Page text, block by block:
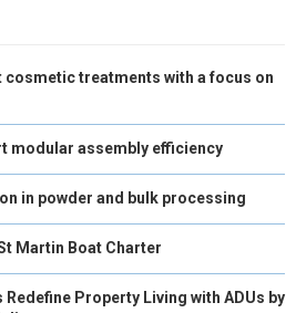
cosmetic treatments with a focus on
modular assembly efficiency
in powder and bulk processing
Martin Boat Charter
Property Living with ADUs by